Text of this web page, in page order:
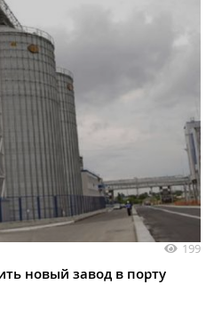
199
новый завод в порту